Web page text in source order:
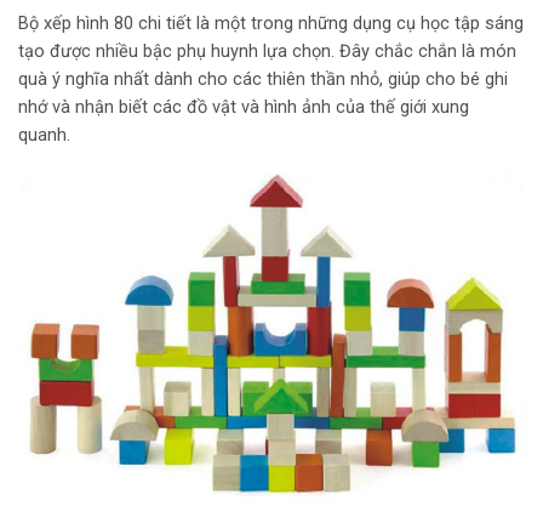
Bộ xếp hình 80 chi tiết là một trong những dụng cụ học tập sáng
tạo được nhiều bậc phụ huynh lựa chọn. Đây chắc chắn là món
quà ý nghĩa nhất dành cho các thiên thần nhỏ, giúp cho bé ghi
nhớ và nhận biết các đồ vật và hình ảnh của thế giới xung
quanh.